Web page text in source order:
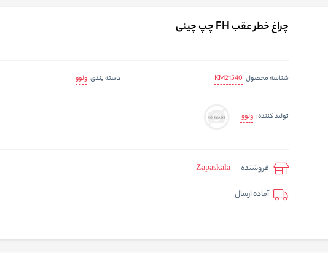
چراغ خطر عقب FH چپ چینی
شناسه محصول KM21540 دسته بندی ولوو
تولید کننده: ولوو
فروشنده
Zapaskala
آماده ارسال